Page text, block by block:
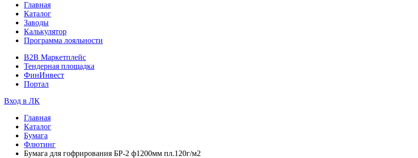
Главная
Каталог
Заводы
Калькулятор
Программа лояльности
B2B Маркетплейс
Тендерная площадка
ФинИнвест
Портал
Вход в ЛК
Главная
Каталог
Бумага
Флютинг
Бумага для гофрирования БР-2 ф1200мм пл.120г/м2